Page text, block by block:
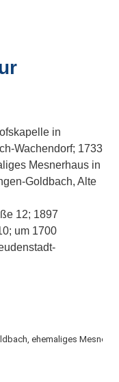
in
Wachendorf; 1733
Mesnerhaus in
Goldbach, Alte
12; 1897
um 1700